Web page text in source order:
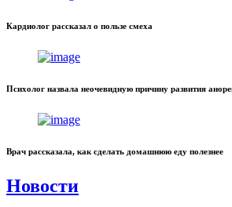
Кардиолог рассказал о пользе смеха
Психолог назвала неочевидную причину развития
Врач рассказала, как сделать домашнюю еду полезнее
Новости